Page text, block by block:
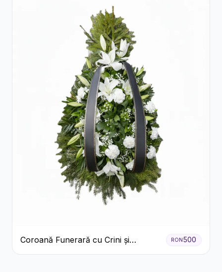
Coroană Funerară cu Crini și
Garoafe Albe
RON500